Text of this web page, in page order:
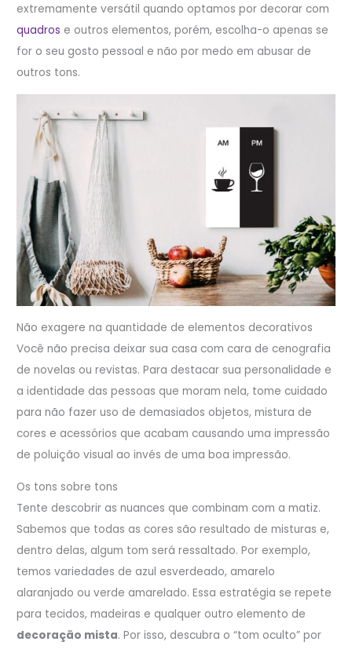
extremamente versátil quando optamos por decorar com
quadros e outros elementos, porém, escolha-o apenas se
for o seu gosto pessoal e não por medo em abusar de
outros tons.
Não exagere na quantidade de elementos decorativos
Você não precisa deixar sua casa com cara de cenografia
de novelas ou revistas. Para destacar sua personalidade e
a identidade das pessoas que moram nela, tome cuidado
para não fazer uso de demasiados objetos, mistura de
cores e acessórios que acabam causando uma impressão
de poluição visual ao invés de uma boa impressão.
Os tons sobre tons
Tente descobrir as nuances que combinam com a matiz.
Sabemos que todas as cores são resultado de misturas e,
dentro delas, algum tom será ressaltado. Por exemplo,
temos variedades de azul esverdeado, amarelo
alaranjado ou verde amarelado. Essa estratégia se repete
para tecidos, madeiras e qualquer outro elemento de
decoração mista. Por isso, descubra o “tom oculto” por